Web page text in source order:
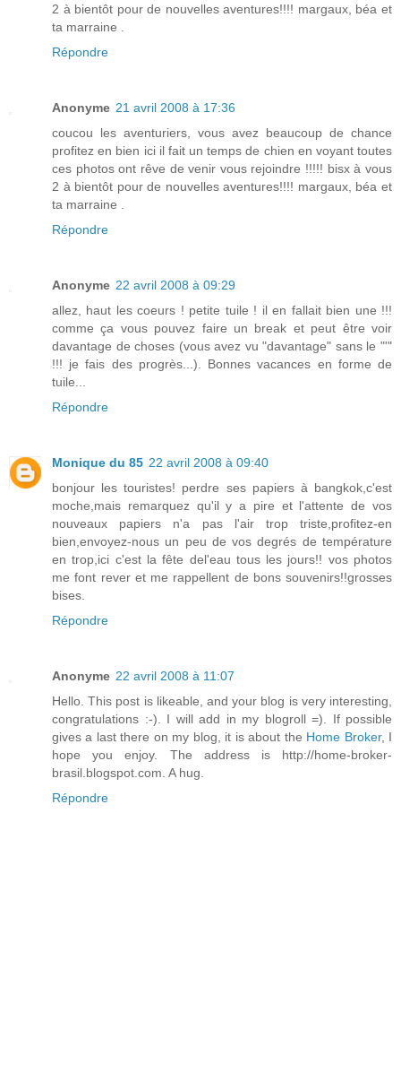
2 à bientôt pour de nouvelles aventures!!!! margaux, béa et
ta marraine .
Répondre
Anonyme 21 avril 2008 à 17:36
coucou les aventuriers, vous avez beaucoup de chance
profitez en bien ici il fait un temps de chien en voyant toutes
ces photos ont rêve de venir vous rejoindre !!!!! bisx à vous
2 à bientôt pour de nouvelles aventures!!!! margaux, béa et
ta marraine .
Répondre
Anonyme 22 avril 2008 à 09:29
allez, haut les coeurs ! petite tuile ! il en fallait bien une !!!
comme ça vous pouvez faire un break et peut être voir
davantage de choses (vous avez vu "davantage" sans le "'"
!!! je fais des progrès...). Bonnes vacances en forme de
tuile...
Répondre
Monique du 85 22 avril 2008 à 09:40
bonjour les touristes! perdre ses papiers à bangkok,c'est
moche,mais remarquez qu'il y a pire et l'attente de vos
nouveaux papiers n'a pas l'air trop triste,profitez-en
bien,envoyez-nous un peu de vos degrés de température
en trop,ici c'est la fête del'eau tous les jours!! vos photos
me font rever et me rappellent de bons souvenirs!!grosses
bises.
Répondre
Anonyme 22 avril 2008 à 11:07
Hello. This post is likeable, and your blog is very interesting,
congratulations :-). I will add in my blogroll =). If possible
gives a last there on my blog, it is about the Home Broker, I
hope you enjoy. The address is http://home-broker-
brasil.blogspot.com. A hug.
Répondre